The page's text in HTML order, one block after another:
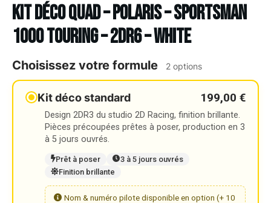
Kit déco Quad – POLARIS – SPORTSMAN
1000 TOURING – 2DR6 – WHITE
Choisissez votre formule 2 options
Kit déco standard 199,00 €
Design 2DR3 du studio 2D Racing, finition brillante.
Pièces précoupées prêtes à poser, production en 3
à 5 jours ouvrés.
Prêt à poser
3 à 5 jours ouvrés
Finition brillante
Nom & numéro pilote disponible en option (+ 10